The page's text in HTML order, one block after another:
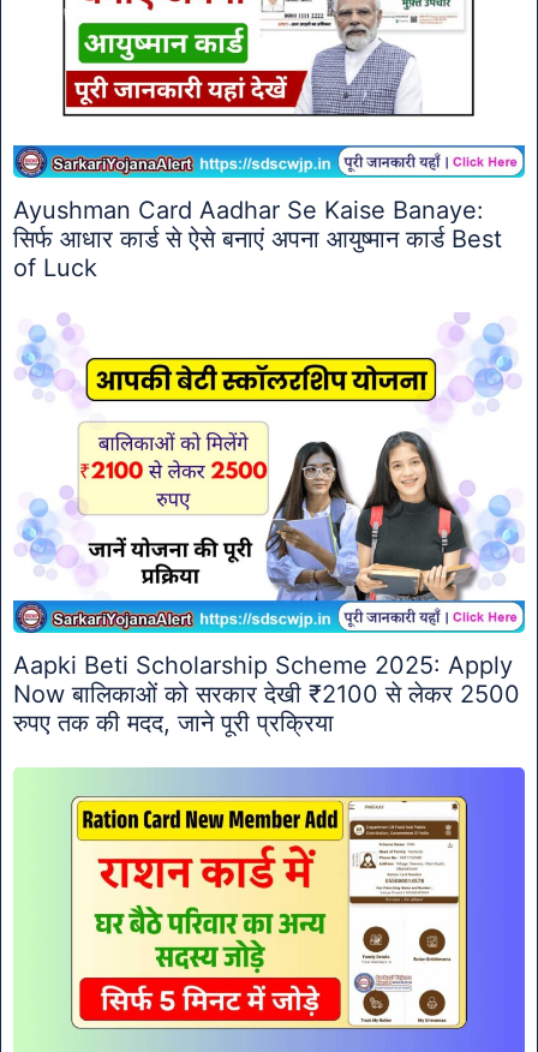
Ayushman Card Aadhar Se Kaise Banaye:
सिर्फ आधार कार्ड से ऐसे बनाएं अपना आयुष्मान कार्ड Best
of Luck
Aapki Beti Scholarship Scheme 2025: Apply
Now बालिकाओं को सरकार देखी ₹2100 से लेकर 2500
रुपए तक की मदद, जाने पूरी प्रक्रिया